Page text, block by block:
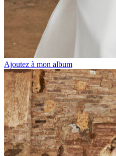
Ajoutez à mon album